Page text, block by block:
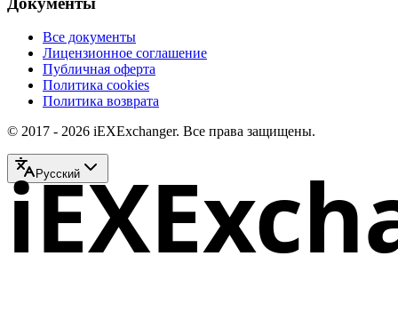
Все документы
Лицензионное соглашение
Публичная оферта
Политика cookies
Политика возврата
© 2017 - 2026 iEXExchanger. Все права защищены.
Русский